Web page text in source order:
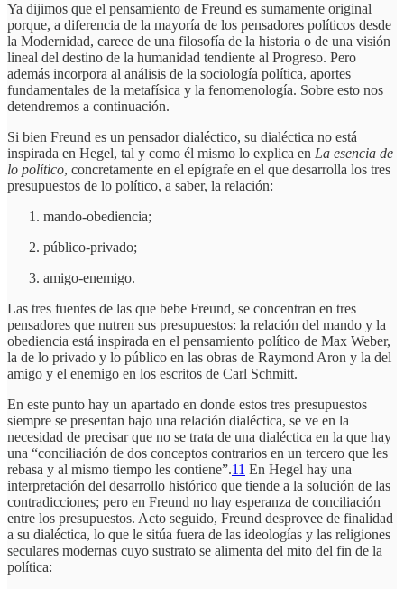
Ya dijimos que el pensamiento de Freund es sumamente original
porque, a diferencia de la mayoría de los pensadores políticos desde
la Modernidad, carece de una filosofía de la historia o de una visión
lineal del destino de la humanidad tendiente al Progreso. Pero
además incorpora al análisis de la sociología política, aportes
fundamentales de la metafísica y la fenomenología. Sobre esto nos
detendremos a continuación.
Si bien Freund es un pensador dialéctico, su dialéctica no está
inspirada en Hegel, tal y como él mismo lo explica en La esencia de
lo político, concretamente en el epígrafe en el que desarrolla los tres
presupuestos de lo político, a saber, la relación:
mando-obediencia;
público-privado;
amigo-enemigo.
Las tres fuentes de las que bebe Freund, se concentran en tres
pensadores que nutren sus presupuestos: la relación del mando y la
obediencia está inspirada en el pensamiento político de Max Weber,
la de lo privado y lo público en las obras de Raymond Aron y la del
amigo y el enemigo en los escritos de Carl Schmitt.
En este punto hay un apartado en donde estos tres presupuestos
siempre se presentan bajo una relación dialéctica, se ve en la
necesidad de precisar que no se trata de una dialéctica en la que hay
una “conciliación de dos conceptos contrarios en un tercero que les
rebasa y al mismo tiempo les contiene”.11 En Hegel hay una
interpretación del desarrollo histórico que tiende a la solución de las
contradicciones; pero en Freund no hay esperanza de conciliación
entre los presupuestos. Acto seguido, Freund desprovee de finalidad
a su dialéctica, lo que le sitúa fuera de las ideologías y las religiones
seculares modernas cuyo sustrato se alimenta del mito del fin de la
política: